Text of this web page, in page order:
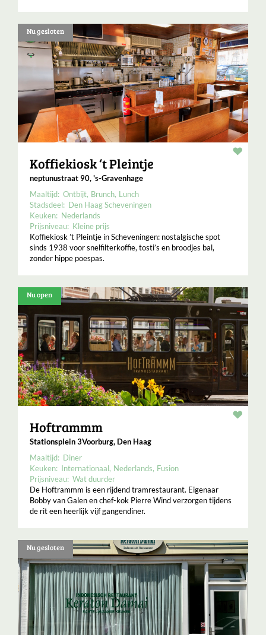
Nu gesloten
Koffiekiosk ‘t Pleintje
neptunustraat 90, 's-Gravenhage
Maaltijd: Ontbijt Brunch Lunch
Stadsdeel: Den Haag Scheveningen
Keuken: Nederlands
Prijsniveau: Kleine prijs
Koffiekiosk ’t Pleintje in Scheveningen: nostalgische spot
sinds 1938 voor snelfilterkoffie, tosti’s en broodjes bal,
zonder hippe poespas.
Nu open
Hoftrammm
Stationsplein 3Voorburg, Den Haag
Maaltijd: Diner
Keuken: Internationaal Nederlands Fusion
Prijsniveau: Wat duurder
De Hoftrammm is een rijdend tramrestaurant. Eigenaar
Bobby van Galen en chef-kok Pierre Wind verzorgen tijdens
de rit een heerlijk vijf gangendiner.
Nu gesloten